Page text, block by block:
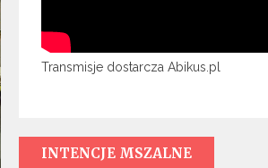
Transmisje dostarcza Abikus.pl
INTENCJE MSZALNE